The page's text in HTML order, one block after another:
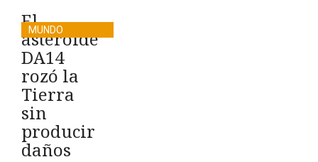
El
asteroide
DA14
rozó la
Tierra
sin
producir
daños
MUNDO